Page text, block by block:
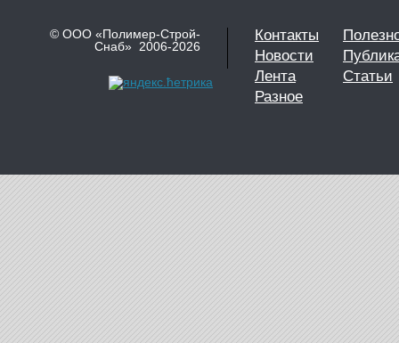
© ООО «Полимер-Строй-
Снаб» 2006-2026
Контакты
Новости
Лента
Статьи
Разное